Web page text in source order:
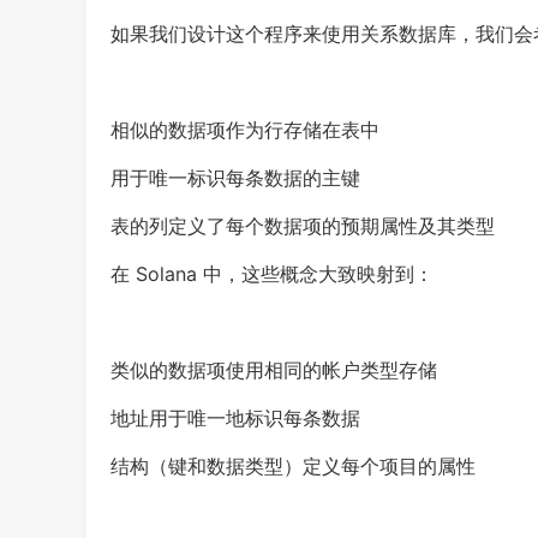
如果我们设计这个程序来使用关系数据库，我们
相似的数据项作为行存储在表中
用于唯一标识每条数据的主键
表的列定义了每个数据项的预期属性及其类型
在 Solana 中，这些概念大致映射到：
类似的数据项使用相同的帐户类型存储
地址用于唯一地标识每条数据
结构（键和数据类型）定义每个项目的属性